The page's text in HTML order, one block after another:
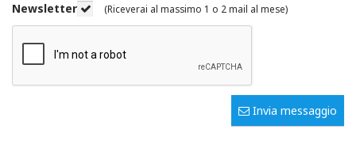
Newsletter (Riceverai al massimo 1 o 2 mail al mese)
Invia messaggio